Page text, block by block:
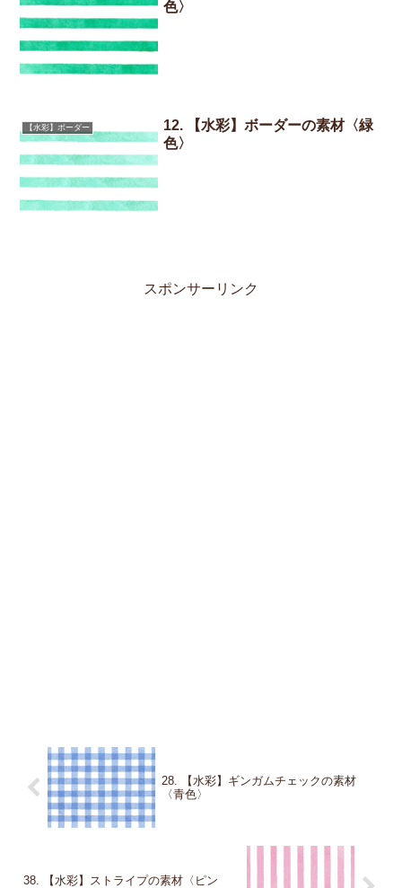
色〉
【水彩】ボーダー
12. 【水彩】ボーダーの素材〈緑
色〉
スポンサーリンク
28. 【水彩】ギンガムチェックの素材
〈青色〉
38. 【水彩】ストライプの素材〈ピン